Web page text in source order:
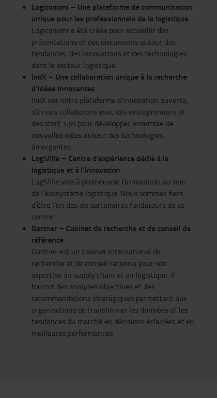
Logiconomi – Une plateforme de communication
unique pour les professionnels de la logistique
Logiconomi a été créée pour accueillir des
présentations et des discussions autour des
tendances, des innovations et des technologies
dans le secteur logistique.
IndX – Une collaboration unique à la recherche
d’idées innovantes
IndX est notre plateforme d’innovation ouverte,
où nous collaborons avec des entrepreneurs et
des start-ups pour développer ensemble de
nouvelles idées autour des technologies
émergentes.
Log!Ville – Centre d’expérience dédié à la
logistique et à l’innovation
Log!Ville vise à promouvoir l’innovation au sein
de l’écosystème logistique. Nous sommes fiers
d’être l’un des six partenaires fondateurs de ce
centre.
Gartner – Cabinet de recherche et de conseil de
référence
Gartner est un cabinet international de
recherche et de conseil reconnu pour son
expertise en supply chain et en logistique. Il
fournit des analyses objectives et des
recommandations stratégiques permettant aux
organisations de transformer les données et les
tendances du marché en décisions éclairées et en
meilleures performances.